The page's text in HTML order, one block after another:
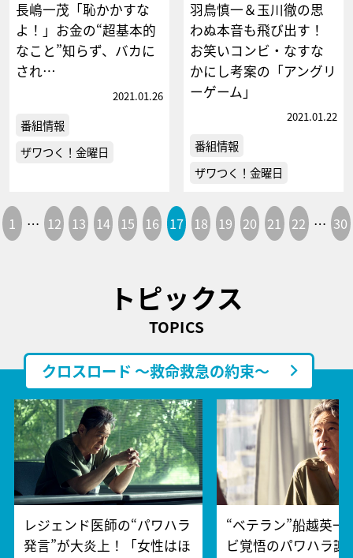
長嶋一茂「恥かかすな
よ！」お金の“超基本的
なこと”知らず、バカに
され…
2021.01.26
番組情報
ザワつく！金曜日
羽鳥慎一＆玉川徹の思
わぬ本音も飛び出す！
お笑いコンビ・なすな
かにし考案の「アングリ
ーゲーム」
2021.01.22
番組情報
ザワつく！金曜日
1 … 12 13 14 15 16 17 18 19 20 21 22 … 30
トピックス
TOPICS
クロスロード ～救命救急の約束～
レジェンド医師の“パワハラ
発言”が大炎上！「女性はほ
“ベテラン”船越英一
ビ覚悟のパワハラ謝